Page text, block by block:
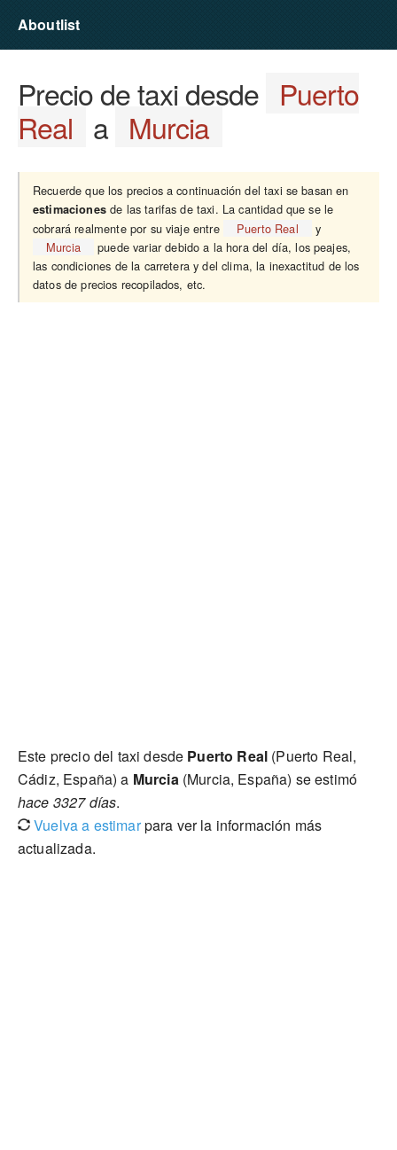
Aboutlist
Precio de taxi desde Puerto
Real a Murcia
Recuerde que los precios a continuación del taxi se basan en
estimacionesde las tarifas de taxi. La cantidad que se le
cobrará realmente por su viaje entre
Puerto Real
y
Murcia
puede variar debido a la hora del día, los peajes,
las condiciones de la carretera y del clima, la inexactitud de los
datos de precios recopilados, etc.
Este precio del taxi desde Puerto Real (Puerto Real,
Cádiz, España) a Murcia(Murcia, España) se estimó
hace 3327 días.
Vuelva a estimarpara ver la información más
actualizada.